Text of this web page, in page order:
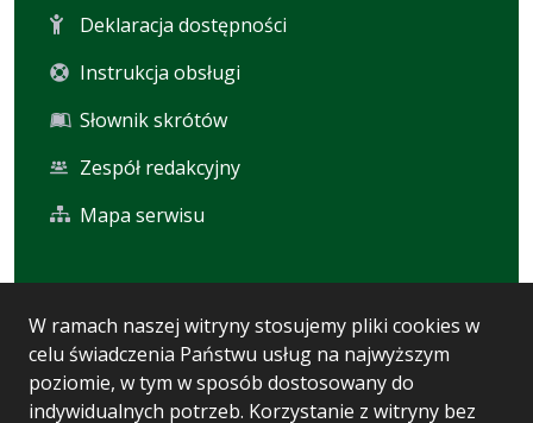
W ramach naszej witryny stosujemy pliki cookies w
celu świadczenia Państwu usług na najwyższym
poziomie, w tym w sposób dostosowany do
indywidualnych potrzeb. Korzystanie z witryny bez
Deklaracja dostępności
Instrukcja obsługi
Słownik skrótów
Zespół redakcyjny
Mapa serwisu
Statystyki oglądalności
Ostatnio dodane